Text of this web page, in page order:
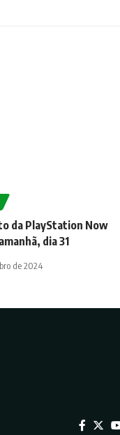
da PlayStation Now
dia 31
de 2024